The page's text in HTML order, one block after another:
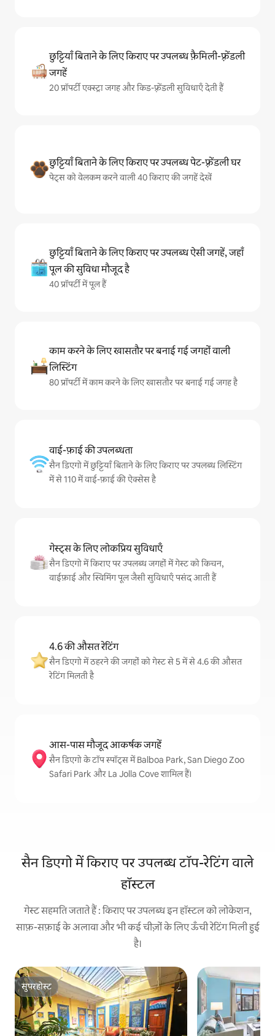
छुट्टियाँ बिताने के लिए किराए पर उपलब्ध फ़ैमिली-फ़्रेंडली
जगहें
20 प्रॉपर्टी एक्स्ट्रा जगह और किड-फ़्रेंडली सुविधाएँ देती हैं
छुट्टियाँ बिताने के लिए किराए पर उपलब्ध पेट-फ़्रेंडली घर
पेट्स को वेलकम करने वाली 40 किराए की जगहें देखें
छुट्टियाँ बिताने के लिए किराए पर उपलब्ध ऐसी जगहें, जहाँ
पूल की सुविधा मौजूद है
40 प्रॉपर्टी में पूल हैं
काम करने के लिए खासतौर पर बनाई गई जगहों वाली
लिस्टिंग
80 प्रॉपर्टी में काम करने के लिए खासतौर पर बनाई गई जगह है
वाई-फ़ाई की उपलब्धता
सैन डिएगो में छुट्टियाँ बिताने के लिए किराए पर उपलब्ध लिस्टिंग
में से 110 में वाई-फ़ाई की ऐक्सेस है
गेस्ट्स के लिए लोकप्रिय सुविधाएँ
सैन डिएगो में किराए पर उपलब्ध जगहों में गेस्ट को किचन,
वाईफ़ाई और स्विमिंग पूल जैसी सुविधाएँ पसंद आती हैं
4.6 की औसत रेटिंग
सैन डिएगो में ठहरने की जगहों को गेस्ट से 5 में से 4.6 की औसत
रेटिंग मिलती है
आस-पास मौजूद आकर्षक जगहें
सैन डिएगो के टॉप स्पॉट्स में Balboa Park, San Diego Zoo
Safari Park और La Jolla Cove शामिल हैं।
सैन डिएगो में किराए पर उपलब्ध टॉप-रेटिंग वाले
हॉस्टल
गेस्ट सहमति जताते हैं : किराए पर उपलब्ध इन हॉस्टल को लोकेशन,
साफ़-सफ़ाई के अलावा और भी कई चीज़ों के लिए ऊँची रेटिंग मिली हुई
है।
सुपरहोस्ट
सुपरहोस्ट